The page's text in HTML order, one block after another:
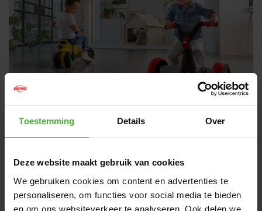
Toestemming Details Over
Deze website maakt gebruik van cookies
We gebruiken cookies om content en advertenties te
personaliseren, om functies voor social media te bieden
en om ons websiteverkeer te analyseren. Ook delen we
AFMETINGEN EN DETAILS
Product naam BERG GO² SparX Yellow